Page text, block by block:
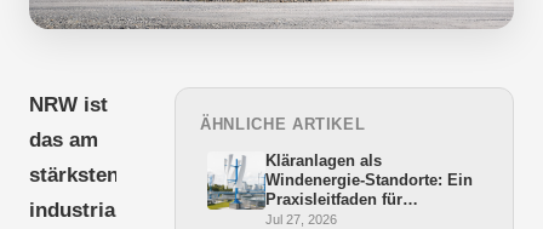
NRW ist
das am
stärksten
industrialisierte
ÄHNLICHE ARTIKEL
Kläranlagen als
Windenergie-Standorte: Ein
Praxisleitfaden für
Bürgermeister und
Jul 27, 2026